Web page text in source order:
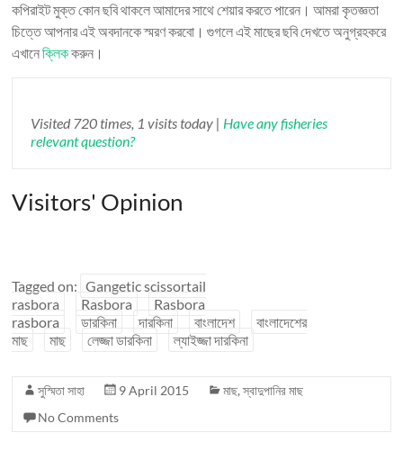
কপিরাইট মুক্ত কোন ছবি থাকলে আমাদের সাথে শেয়ার করতে পারেন। আমরা কৃতজ্ঞতা
চিত্তে আপনার এই অবদানকে স্মরণ করবো। গুগলে এই মাছের ছবি দেখতে অনুগ্রহকরে
এখানেক্লিককরুন।
Visited 720 times, 1 visits today | Have any fisheries
relevant question?
Visitors' Opinion
Tagged on: Gangetic scissortail
rasbora
Rasbora
Rasbora
rasbora
ডারকিনা দারকিনা বাংলাদেশ
বাংলাদেশের
মাছ
মাছ লেজ্জা ডারকিনা ল্যাইজ্জা দারকিনা
সুস্মিতা সাহা 9 April 2015 মাছ,স্বাদুপানির মাছ
No Comments